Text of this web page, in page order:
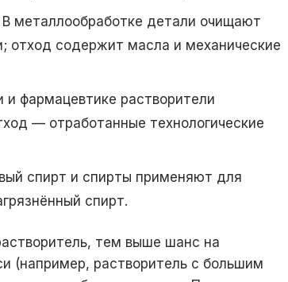
В металлообработке детали очищают
отход содержит масла и механические
и фармацевтике растворители
— отработанные технологические
спирт и спирты применяют для
спирт.
тем выше шанс на
(например, растворитель с большим